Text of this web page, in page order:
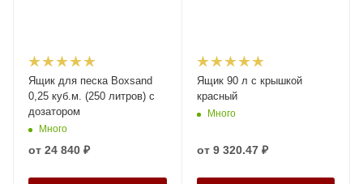
Ящик для песка Boxsand
0,25 куб.м. (250 литров) с
дозатором
Много
от 24 840 ₽
Ящик 90 л с крышкой
красный
Много
от 9 320.47 ₽